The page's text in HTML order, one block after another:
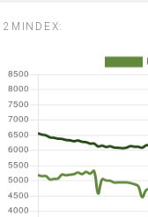
2MINDEX: